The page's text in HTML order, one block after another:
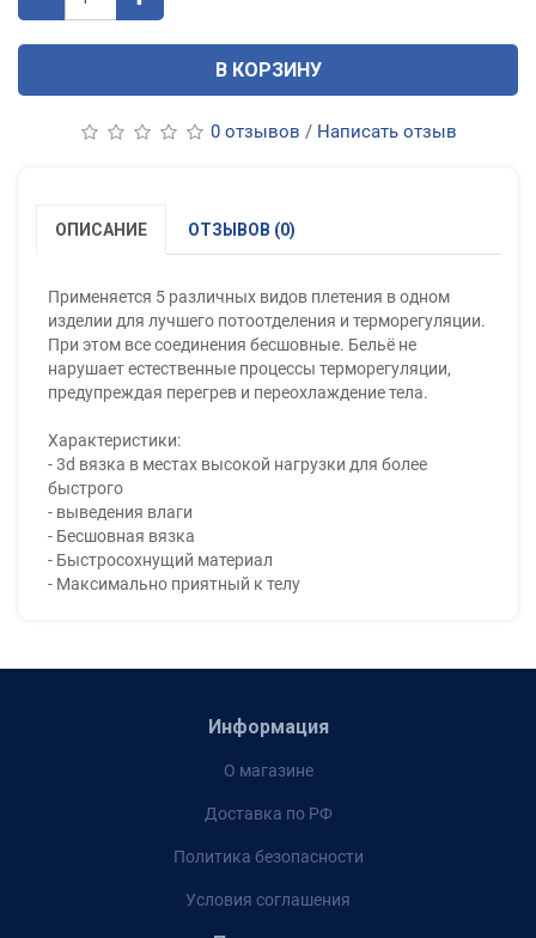
В КОРЗИНУ
0 отзывов / Написать отзыв
ОПИСАНИЕ ОТЗЫВОВ (0)
Применяется 5 различных видов плетения в одном
изделии для лучшего потоотделения и терморегуляции.
При этом все соединения бесшовные. Бельё не
нарушает естественные процессы терморегуляции,
предупреждая перегрев и переохлаждение тела.
Характеристики:
- 3d вязка в местах высокой нагрузки для более
быстрого
- выведения влаги
- Бесшовная вязка
- Быстросохнущий материал
- Максимально приятный к телу
Информация
О магазине
Доставка по РФ
Политика безопасности
Условия соглашения